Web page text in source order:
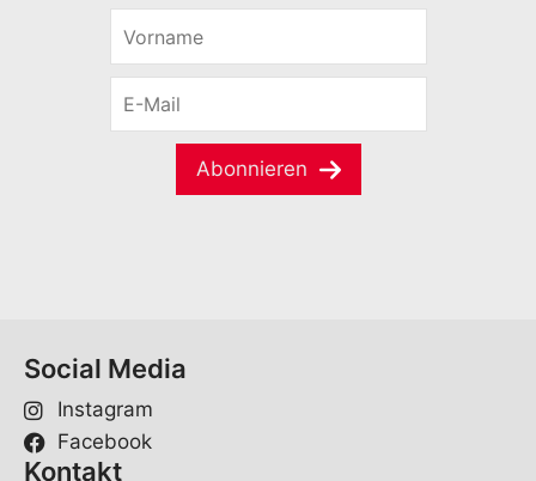
r
M
Abonnieren
Social Media
Instagram
Facebook
Kontakt